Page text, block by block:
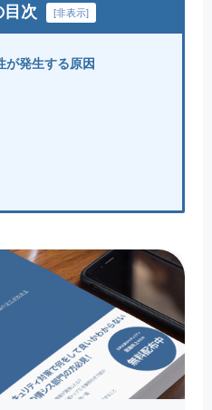
目次 [非表示]
が発生する原因